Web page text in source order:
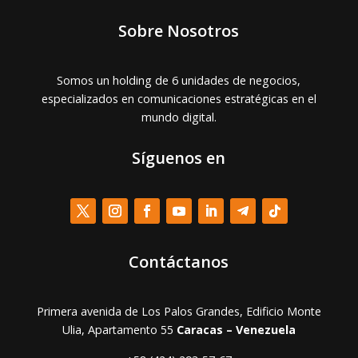
Sobre Nosotros
Somos un holding de 6 unidades de negocios,
especializados en comunicaciones estratégicas en el
mundo digital.
Síguenos en
Contáctanos
Primera avenida de Los Palos Grandes, Edificio Monte
Ulia, Apartamento 55 Caracas – Venezuela